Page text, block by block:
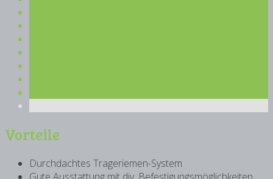
Vorteile
Durchdachtes Trageriemen-System
Gute Ausstattung mit div. Befestigungsmöglichkeiten